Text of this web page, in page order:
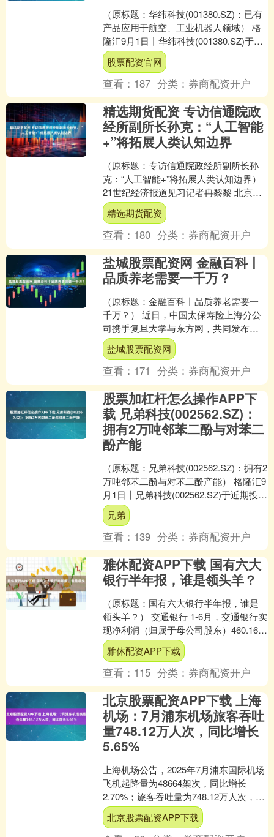
（原标题：华纬科技(001380.SZ)：已有
产品应用于航空、工业机器人领域） 格
隆汇9月1日丨华纬科技(001380.SZ)于近
期投资者关系活动表示，公司已有....
股票配资官网
查看： 187 分类： 券商配资开户
精选期货配资 专访信通院政
经所副所长孙克：“人工智能
+”将拓展人类认知边界
（原标题：专访信通院政经所副所长孙
克：“人工智能+”将拓展人类认知边界）
21世纪经济报道见习记者冉黎黎 北京报
道 近日，《关于深入实施“人工智能+”行
动的意见....
精选期货配资
查看： 180 分类： 券商配资开户
盐城股票配资网 金融百科丨
品质养老需要一千万？
（原标题：金融百科丨品质养老需要一
千万？） 近日，中国太保寿险上海分公
司携手复旦大学与东方网，共同发布
《财富新贵的保险指南——如何应对人
生三件大事》，该白皮书一....
盐城股票配资网
查看： 171 分类： 券商配资开户
股票加杠杆怎么操作APP下
载 兄弟科技(002562.SZ)：
拥有2万吨邻苯二酚与对苯二
酚产能
（原标题：兄弟科技(002562.SZ)：拥有2
万吨邻苯二酚与对苯二酚产能） 格隆汇9
月1日丨兄弟科技(002562.SZ)于近期投资
者关系活动表示，公司拥有2....
兄弟
查看： 139 分类： 券商配资开户
雅休配资APP下载 国有六大
银行半年报，谁是领头羊？
（原标题：国有六大银行半年报，谁是
领头羊？） 交通银行 1-6月，交通银行实
现净利润（归属于母公司股东）460.16亿
元，同比增长1.61%；扣除非经常性损益
后....
雅休配资APP下载
查看： 115 分类： 券商配资开户
北京股票配资APP下载 上海
机场：7月浦东机场旅客吞吐
量748.12万人次，同比增长
5.65%
上海机场公告，2025年7月浦东国际机场
飞机起降量为48664架次，同比增长
2.70%；旅客吞吐量为748.12万人次，同
比增长5.65%；货邮吞吐量为35.5....
北京股票配资APP下载